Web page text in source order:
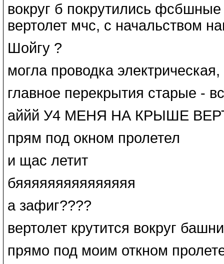
вокруг б покрутились
вертолет мчс, с начальством
Шойгу ?
могла проводка
главное перекрытия старые -
аййй У4 МЕНЯ НА КРЫШЕ
прям под окном пролетел
и щас летит
бяяяяяяяяяяяяяяя
а зафиг????
вертолет крутится вокруг
прямо под моим откном